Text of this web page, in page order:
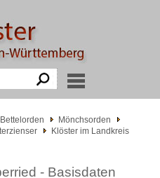
Bettelorden
Mönchsorden
Klöster im Landkreis
- Basisdaten